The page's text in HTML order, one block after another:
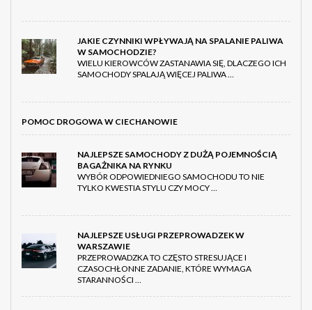
JAKIE CZYNNIKI WPŁYWAJĄ NA SPALANIE PALIWA
W SAMOCHODZIE?
WIELU KIEROWCÓW ZASTANAWIA SIĘ, DLACZEGO ICH
SAMOCHODY SPALAJĄ WIĘCEJ PALIWA …
POMOC DROGOWA W CIECHANOWIE
NAJLEPSZE SAMOCHODY Z DUŻĄ POJEMNOŚCIĄ
BAGAŻNIKA NA RYNKU
WYBÓR ODPOWIEDNIEGO SAMOCHODU TO NIE
TYLKO KWESTIA STYLU CZY MOCY …
NAJLEPSZE USŁUGI PRZEPROWADZEK W
WARSZAWIE
PRZEPROWADZKA TO CZĘSTO STRESUJĄCE I
CZASOCHŁONNE ZADANIE, KTÓRE WYMAGA
STARANNOŚCI …